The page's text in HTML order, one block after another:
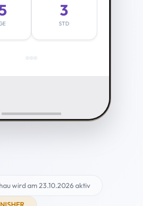
3
STD
wird am 23.10.2026 aktiv